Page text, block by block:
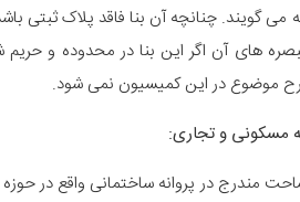
می گویند. چنانچه آن بنا فاقد پلاک ثبتی
موضوع در این کمیسیون نمی شود.
مسکونی و تجاری:
مندرج در پروانه ساختمانی واقع در